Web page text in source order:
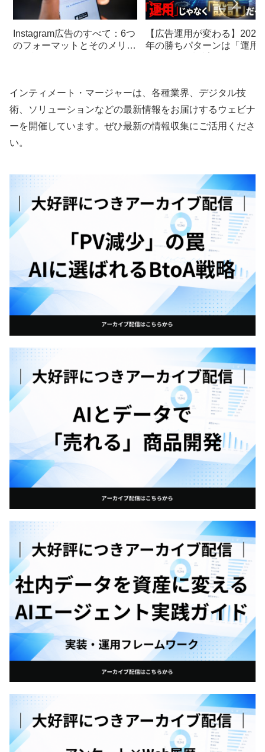
Instagram広告のすべて：6つ
のフォーマットとそのメリッ
【広告運用が変わる】2026
年の勝ちパターンは「運用
インティメート・マージャーは、各種業界、デジタル技
術、ソリューションなどの最新情報をお届けするウェビナ
ーを開催しています。ぜひ最新の情報収集にご活用くださ
い。